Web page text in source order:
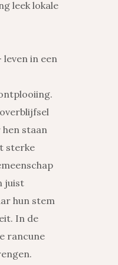
leek lokale
in een
staan
sterke
juist
hun stem
In de
rancune